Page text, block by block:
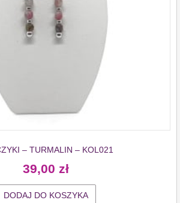
– TURMALIN – KOL021
39,00 zł
DODAJ DO KOSZYKA